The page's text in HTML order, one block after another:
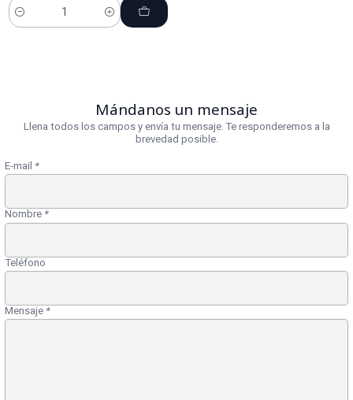
Cantidad
Mándanos un mensaje
Llena todos los campos y envía tu mensaje. Te responderemos a la
brevedad posible.
E-mail *
Nombre *
Teléfono
Mensaje *